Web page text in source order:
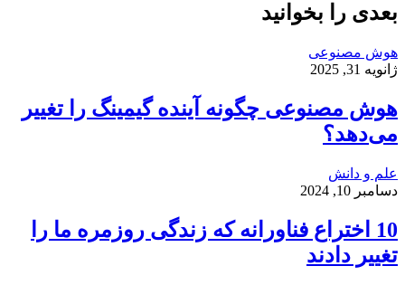
بعدی را بخوانید
هوش مصنوعی
ژانویه 31, 2025
هوش مصنوعی چگونه آینده گیمینگ را تغییر
می‌دهد؟
علم و دانش
دسامبر 10, 2024
10 اختراع فناورانه که زندگی روزمره ما را
تغییر دادند